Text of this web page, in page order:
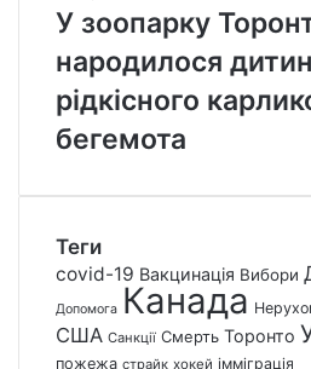
У зоопарку
народилося
рідкісного
бегемота
Теги
covid-19 Вакцинація Вибори
Допомога Канада
США Санкції Смерть Торонто
пожежа страйк хокей імміграція